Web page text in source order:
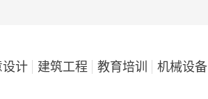
设计 建筑工程 教育培训 机械设备